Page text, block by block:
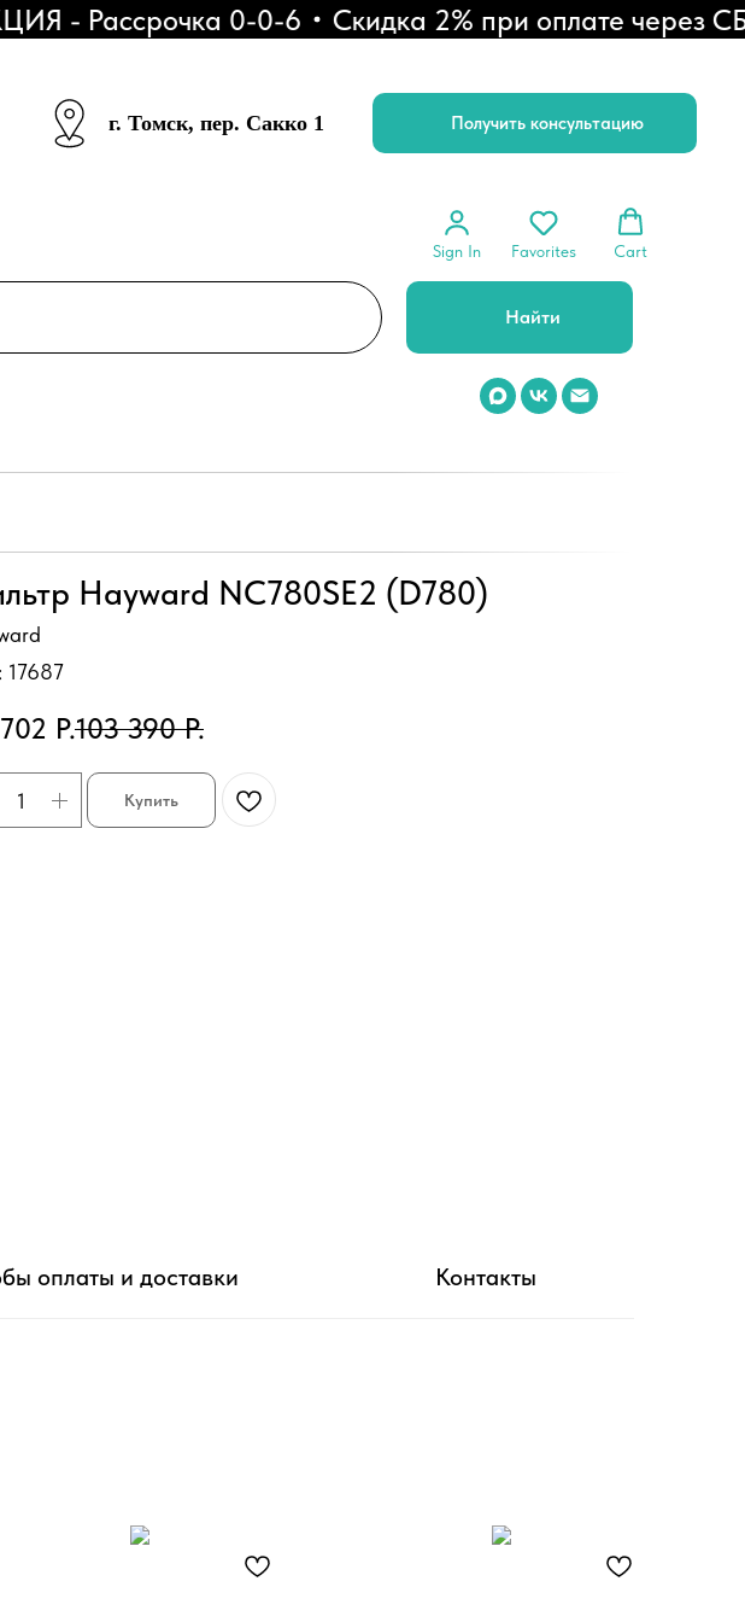
- Рассрочка 0-0-6 Скидка 2% при оплате через СБП
г. Томск, пер. Сакко 1 Получить консультацию
Sign In Favorites Cart
Найти
Hayward NC780SE2 (D780)
17687
Р.103 390 Р.
Купить
оплаты и доставки Контакты